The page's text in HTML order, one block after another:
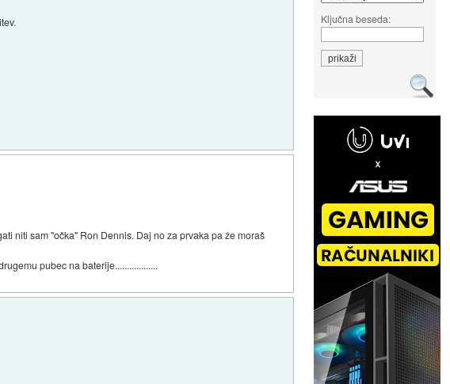
Ključna beseda:
niti sam "očka" Ron Dennis. Daj no za prvaka pa že moraš
pubec na baterije..................